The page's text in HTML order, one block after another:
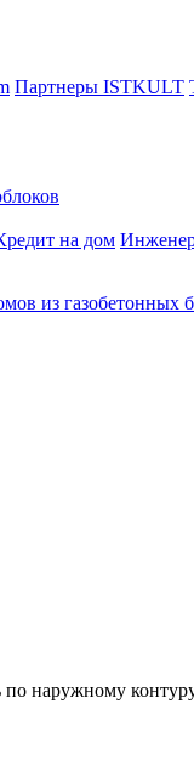
Партнеры ISTKULT
на дом
из газобетонных
по наружному